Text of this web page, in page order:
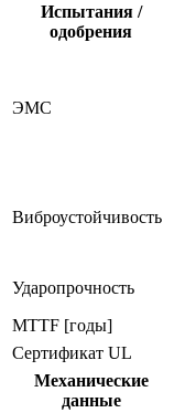
Испытания /
одобрения
ЭMC
Виброустойчивость
Ударопрочность
MTTF [годы]
Сертификат UL
Механические
данные